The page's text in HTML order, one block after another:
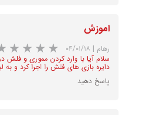
اموزش
رهام | ۰۴/۰۱/۱۸
سلام آیا با وارد کردن مموری و فلش
دایره بازی های فلش را اجرا کرد و
پاسخ دهید